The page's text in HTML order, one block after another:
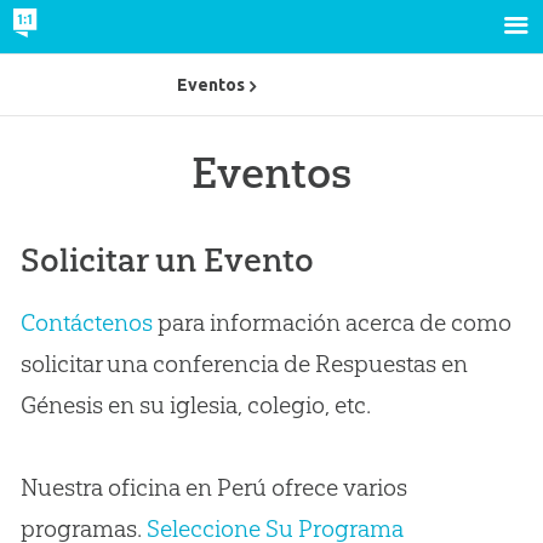
Eventos
Solicitar un Evento
Contáctenospara información acerca de como
solicitar una conferencia de Respuestas en
Génesis en su iglesia, colegio, etc.
Nuestra oficina en Perú ofrece varios
programas. Seleccione Su Programa
Eventos